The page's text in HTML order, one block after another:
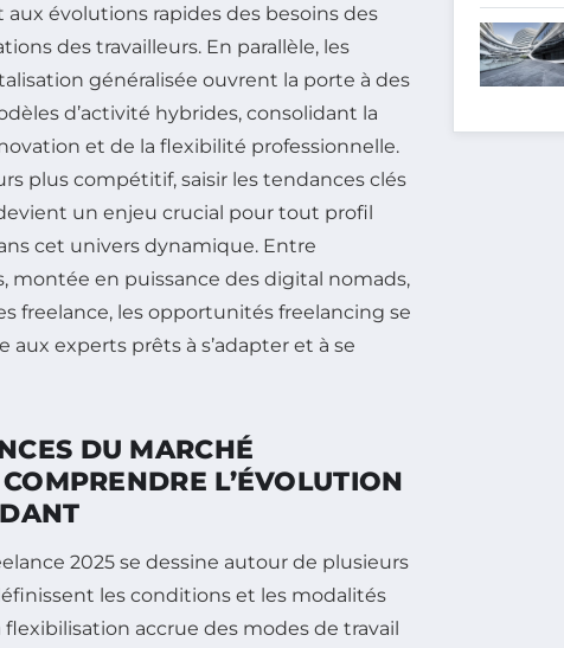
évolutions rapides des besoins des
des travailleurs. En parallèle, les
généralisée ouvrent la porte à des
d’activité hybrides, consolidant la
et de la flexibilité professionnelle.
plus compétitif, saisir les tendances clés
un enjeu crucial pour tout profil
cet univers dynamique. Entre
montée en puissance des digital nomads,
freelance, les opportunités freelancing se
experts prêts à s’adapter et à se
DU MARCHÉ
L’ÉVOLUTION
2025 se dessine autour de plusieurs
les conditions et les modalités
accrue des modes de travail